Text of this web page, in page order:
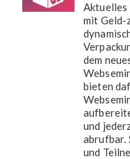
Aktuelles
mit Geld-
dem
bieten
und
abrufbar.
und